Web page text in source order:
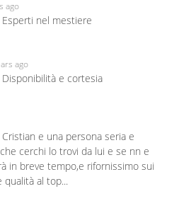
ago
Esperti nel mestiere
ago
Disponibilità e cortesia
Cristian e una persona seria e
cerchi lo trovi da lui e se nn e
in breve tempo,e rifornissimo sui
al top...